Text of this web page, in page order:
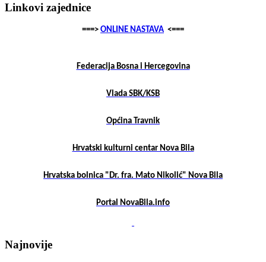
Linkovi zajednice
===> ONLINE NASTAVA <===
Federacija Bosna i Hercegovina
Vlada SBK/KSB
Općina Travnik
Hrvatski kulturni centar Nova Bila
Hrvatska bolnica "Dr. fra. Mato Nikolić" Nova Bila
Portal NovaBila.info
Najnovije